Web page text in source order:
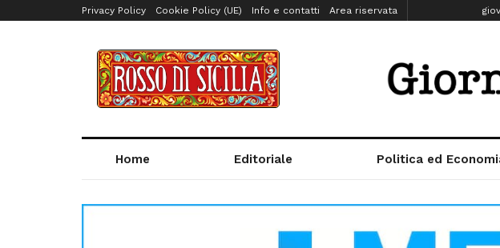
Privacy Policy Cookie Policy (UE) Info e contatti Area riservata
Home Editoriale Politica ed